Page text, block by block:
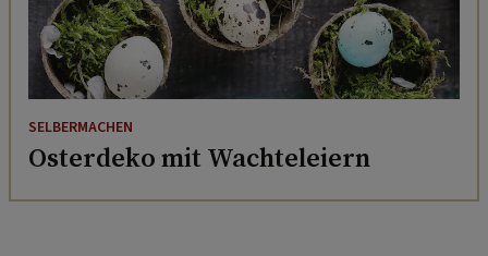
SELBERMACHEN
Osterdeko mit Wachteleiern